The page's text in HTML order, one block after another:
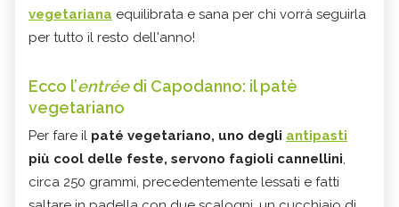
vegetariana equilibrata e sana per chi vorrà seguirla
per tutto il resto dell'anno!
Ecco l’entréedi Capodanno: il patè
vegetariano
Per fare il paté vegetariano, uno degli antipasti
più cool delle feste, servono fagioli cannellini,
circa 250 grammi, precedentemente lessati e fatti